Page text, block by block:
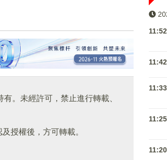
。未經許可，禁止進行轉載、
及授權後，方可轉載。
11:52
11:42
11:33
11:25
11:20